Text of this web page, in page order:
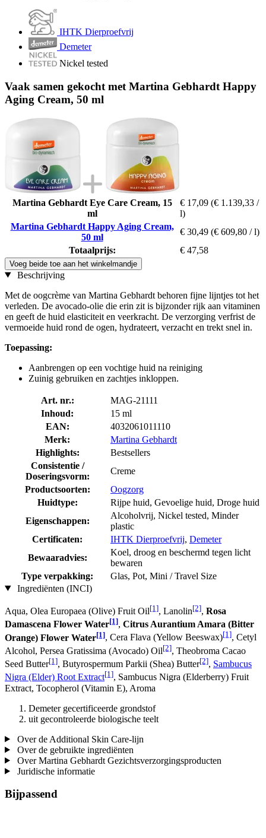
IHTK Dierproefvrij
Demeter
Nickel tested
Vaak samen gekocht met Martina Gebhardt Happy
Aging Cream, 50 ml
Martina Gebhardt Eye Care Cream, 15
ml
€ 17,09 (€ 1.139,33 /
l)
Martina Gebhardt Happy Aging Cream,
50 ml
€ 30,49 (€ 609,80 / l)
Totaalprijs:
€ 47,58
Voeg beide toe aan het winkelmandje
Beschrijving
Met de oogcrème van Martina Gebhardt behoren fijne lijntjes tot het
verleden. De avocado-olie die erin zit is bijzonder rijk aan vitaminen
en geeft de huid elasticiteit en veerkracht. De verzorging verfrist de
vermoeide huid rond de ogen, hydrateert, verzacht en trekt snel in.
Toepassing:
Aanbrengen op een vochtige huid na reiniging
Zuinig gebruiken en zachtjes inkloppen.
Art. nr.:
MAG-21111
Inhoud:
15 ml
EAN:
4032061011110
Merk:
Martina Gebhardt
Highlights:
Bestsellers
Consistentie /
Doseringsvorm:
Creme
Productsoorten:
Oogzorg
Huidtype:
Rijpe huid, Gevoelige huid, Droge huid
Eigenschappen:
Alcoholvrij, Nickel tested, Minder
plastic
Certificaten:
IHTK Dierproefvrij, Demeter
Bewaaradvies:
Koel, droog en beschermd tegen licht
bewaren
Type verpakking:
Glas, Pot, Mini / Travel Size
Ingrediënten (INCI)
Aqua, Olea Europaea (Olive) Fruit Oil[1], Lanolin[2], Rosa
Damascena Flower Water[1], Citrus Aurantium Amara (Bitter
Orange) Flower Water[1], Cera Flava (Yellow Beeswax)[1], Cetyl
Alcohol, Persea Gratissima (Avocado) Oil[2], Theobroma Cacao
Seed Butter[1], Butyrospermum Parkii (Shea) Butter[2], Sambucus
Nigra (Elder) Root Extract[1], Sambucus Nigra (Elderberry) Fruit
Extract, Tocopherol (Vitamin E), Aroma
Demeter gecertificeerde grondstof
uit gecontroleerde biologische teelt
Over de Additional Skin Care-lijn
Over de gebruikte ingrediënten
Over Martina Gebhardt Gezichtsverzorgingsproducten
Juridische informatie
Bijpassend